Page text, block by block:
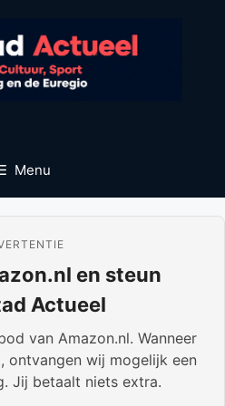
Menu
en steun
Actueel
van Amazon.nl. Wanneer
ontvangen wij mogelijk een
Jij betaalt niets extra.